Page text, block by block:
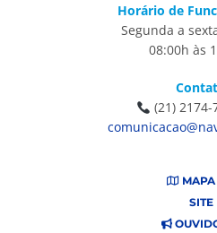
Horário de
Segunda a
08:00h às
(21) 2174-
MAPA
SITE